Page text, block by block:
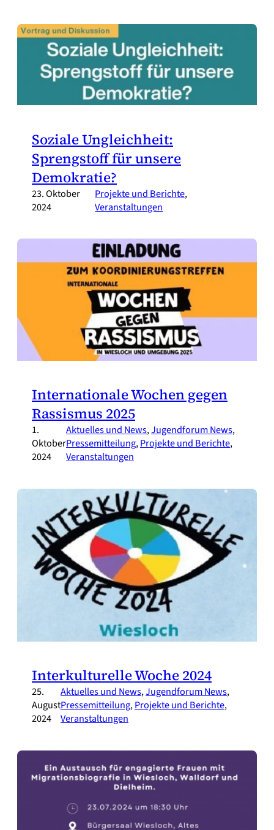
Soziale Ungleichheit:
Sprengstoff für unsere
Demokratie?
23. Oktober
2024
Projekte und Berichte
Veranstaltungen
Internationale Wochen gegen
Rassismus 2025
1.
Oktober
2024
Aktuelles und News, Jugendforum News
Pressemitteilung, Projekte und Berichte
Veranstaltungen
Interkulturelle Woche 2024
25.
August
2024
Aktuelles und News, Jugendforum News
Pressemitteilung, Projekte und Berichte
Veranstaltungen